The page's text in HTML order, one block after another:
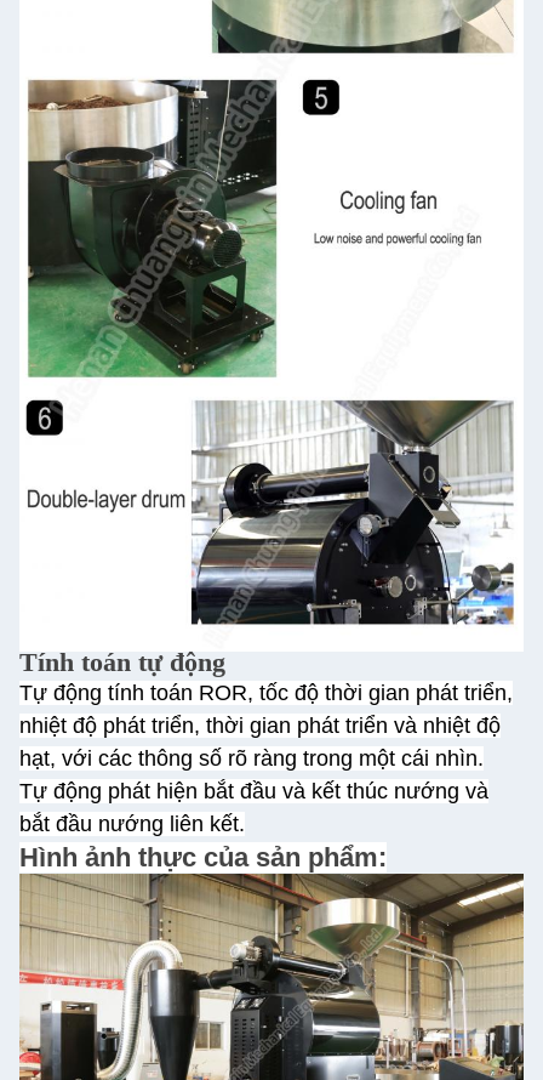
Tính toán tự động
Tự động tính toán ROR, tốc độ thời gian phát triển,
nhiệt độ phát triển, thời gian phát triển và nhiệt độ
hạt, với các thông số rõ ràng trong một cái nhìn.
Tự động phát hiện bắt đầu và kết thúc nướng và
bắt đầu nướng liên kết.
Hình ảnh thực của sản phẩm: